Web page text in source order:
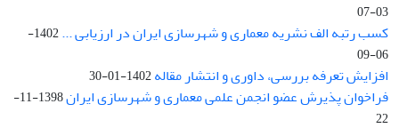
03-07
کسب رتبه الف نشریه معماری و شهرسازی ایران در ارزیابی ...
1402-
06-09
افزایش تعرفه بررسی، داوری و انتشار مقاله1402-01-30
فراخوان پذیرش عضو انجمن علمی معماری و شهرسازی ایران
1398-11-
22